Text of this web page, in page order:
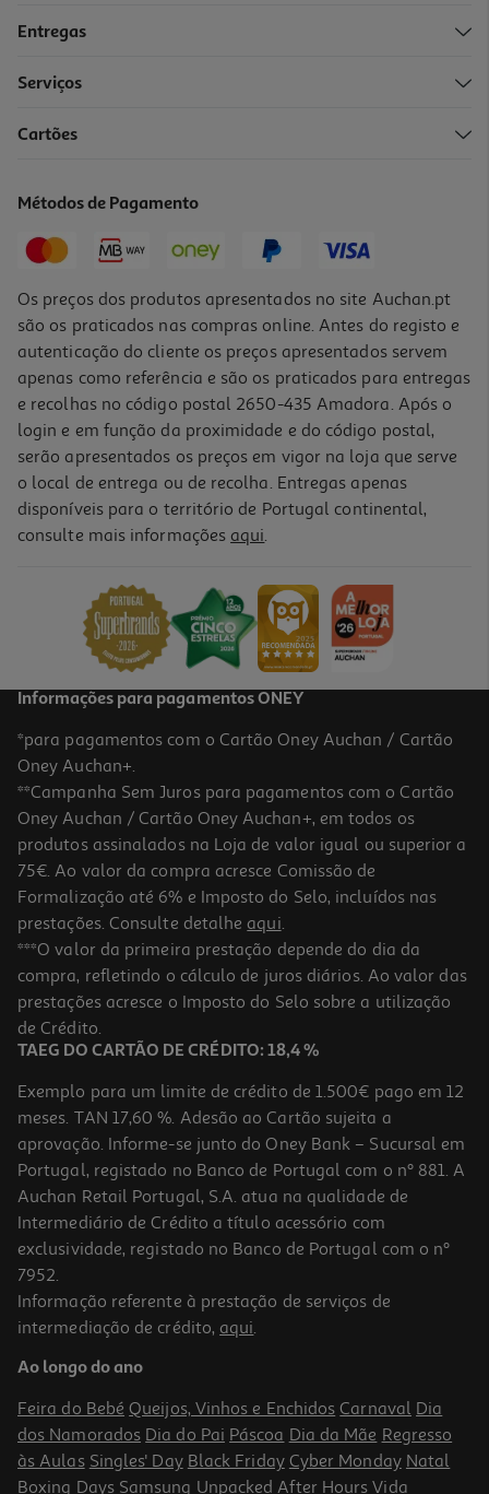
Tratamento Urgo Gretas 3.25ml
13,23 €
4.5
Vaselina Alifar Purificada 100g
32.9 €/Kg
3,29 €
Pomada Bepanthen Tattoo Cuidado Intensivo 30g
253 €/Kg
7,59 €
Entregas
Serviços
Cartões
Métodos de Pagamento
Os preços dos produtos apresentados no site Auchan.pt
são os praticados nas compras online. Antes do registo e
autenticação do cliente os preços apresentados servem
apenas como referência e são os praticados para entregas
e recolhas no código postal 2650-435 Amadora. Após o
login e em função da proximidade e do código postal,
serão apresentados os preços em vigor na loja que serve
o local de entrega ou de recolha. Entregas apenas
disponíveis para o território de Portugal continental,
consulte mais informações aqui.
Informações para pagamentos ONEY
*para pagamentos com o Cartão Oney Auchan / Cartão
Oney Auchan+.
**Campanha Sem Juros para pagamentos com o Cartão
Oney Auchan / Cartão Oney Auchan+, em todos os
produtos assinalados na Loja de valor igual ou superior a
75€. Ao valor da compra acresce Comissão de
Formalização até 6% e Imposto do Selo, incluídos nas
prestações. Consulte detalhe aqui.
***O valor da primeira prestação depende do dia da
compra, refletindo o cálculo de juros diários. Ao valor das
prestações acresce o Imposto do Selo sobre a utilização
de Crédito.
TAEG DO CARTÃO DE CRÉDITO: 18,4 %
Exemplo para um limite de crédito de 1.500€ pago em 12
meses. TAN 17,60 %. Adesão ao Cartão sujeita a
aprovação. Informe-se junto do Oney Bank – Sucursal em
Portugal, registado no Banco de Portugal com o nº 881. A
Auchan Retail Portugal, S.A. atua na qualidade de
Intermediário de Crédito a título acessório com
exclusividade, registado no Banco de Portugal com o nº
7952.
Informação referente à prestação de serviços de
intermediação de crédito, aqui.
Ao longo do ano
Feira do Bebé Queijos, Vinhos e Enchidos Carnaval Dia
dos Namorados Dia do Pai Páscoa Dia da Mãe Regresso
às Aulas Singles' Day Black Friday Cyber Monday Natal
Boxing Days Samsung Unpacked After Hours Vida